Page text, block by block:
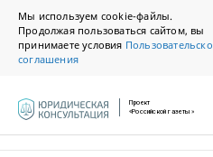
Мы используем cookie-файлы.
Продолжая пользоваться сайтом, вы
принимаете условия
соглашения
Проект
«Российской газеты»